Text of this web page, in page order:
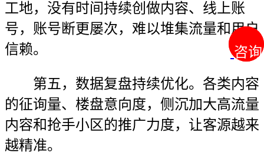
咨询
咨询
工地，没有时间持续创做内容、线上账
号，账号断更屡次，难以堆集流量和用户
信赖。
第五，数据复盘持续优化。各类内容
的征询量、楼盘意向度，侧沉加大高流量
内容和抢手小区的推广力度，让客源越来
越精准。